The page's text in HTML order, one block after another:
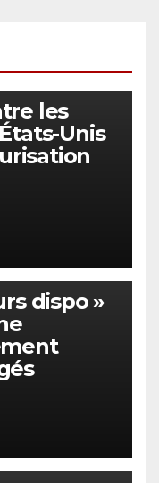
les
Unis
dispo »